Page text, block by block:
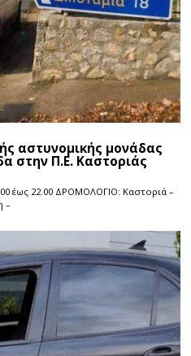
αστυνομικής μονάδας
στην Π.Ε. Καστοριάς
έως 22.00 ΔΡΟΜΟΛΟΓΙΟ: Καστοριά –
–